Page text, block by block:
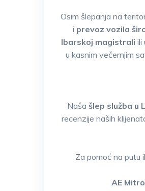
Osim šlepanja na
i prevoz vozila
Ibarskoj magistrali ili
u kasnim večernjim
Naša šlep služba u
recenzije naših
Za pomoć na putu
AE